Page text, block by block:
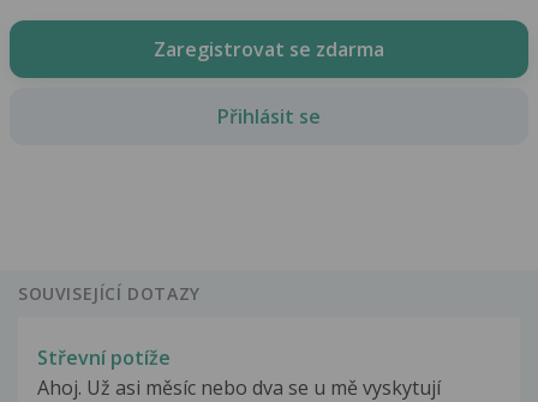
Zaregistrovat se zdarma
Přihlásit se
SOUVISEJÍCÍ DOTAZY
Střevní potíže
Ahoj. Už asi měsíc nebo dva se u mě vyskytují